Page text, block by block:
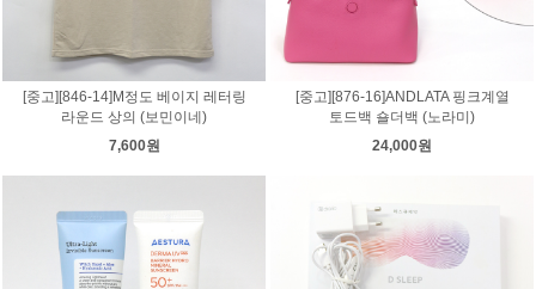
[중고][846-14]M정도 베이지 레터링
라운드 상의 (보민이네)
7,600원
[중고][876-16]ANDLATA 핑크계열
토드백 숄더백 (노라미)
24,000원